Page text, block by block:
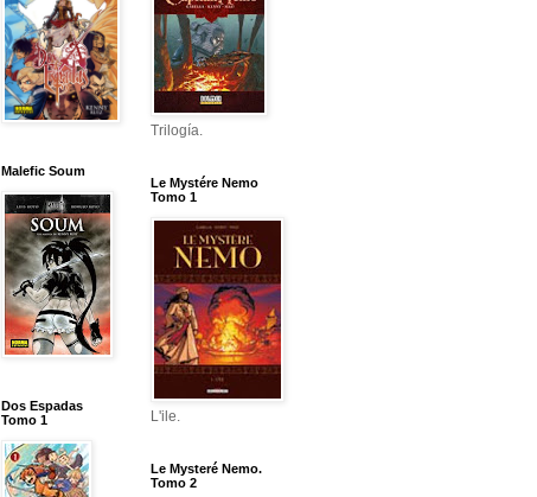
Malefic Soum
Dos Espadas
Tomo 1
Trilogía.
Le Mystére Nemo
Tomo 1
L'ile.
Le Mysteré Nemo.
Tomo 2